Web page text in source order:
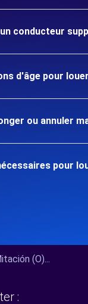
conducteur
d'âge pour
ou annuler
pour
(O)...
: